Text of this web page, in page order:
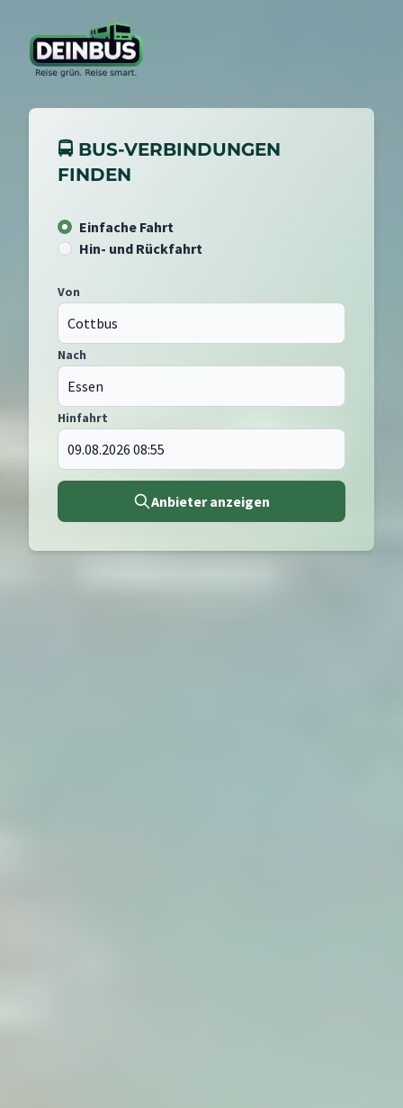
🚍 BUS-VERBINDUNGEN
FINDEN
Einfache Fahrt
Hin- und Rückfahrt
Von
Nach
Hinfahrt
Anbieter anzeigen